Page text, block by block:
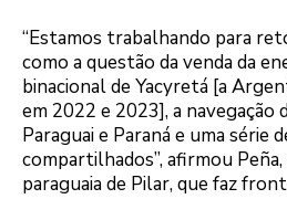
“Estamos trabalhando para
como a questão da venda da
binacional de Yacyretá [a
em 2022 e 2023], a navegação
Paraguai e Paraná e uma série
compartilhados”, afirmou
paraguaia de Pilar, que faz